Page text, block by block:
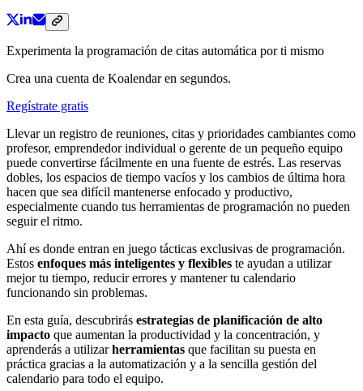
Experimenta la programación de citas automática por ti mismo
Crea una cuenta de Koalendar en segundos.
Regístrate gratis
Llevar un registro de reuniones, citas y prioridades cambiantes como
profesor, emprendedor individual o gerente de un pequeño equipo
puede convertirse fácilmente en una fuente de estrés. Las reservas
dobles, los espacios de tiempo vacíos y los cambios de última hora
hacen que sea difícil mantenerse enfocado y productivo,
especialmente cuando tus herramientas de programación no pueden
seguir el ritmo.
Ahí es donde entran en juego tácticas exclusivas de programación.
Estos enfoques más inteligentes y flexibles te ayudan a utilizar
mejor tu tiempo, reducir errores y mantener tu calendario
funcionando sin problemas.
En esta guía, descubrirás estrategias de planificación de alto
impacto que aumentan la productividad y la concentración, y
aprenderás a utilizarherramientas que facilitan su puesta en
práctica gracias a la automatización y a la sencilla gestión del
calendario para todo el equipo.